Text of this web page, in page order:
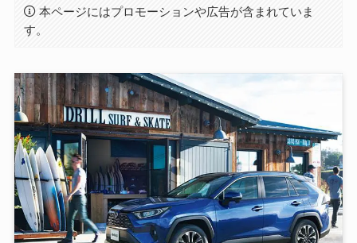
本ページにはプロモーションや広告が含まれていま
す。